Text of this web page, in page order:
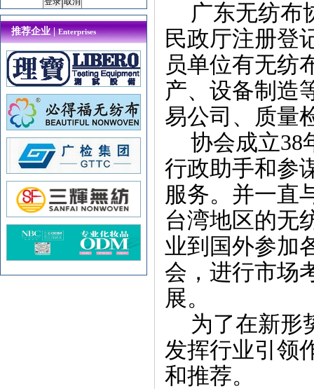
广东无纺布
民政厅注册登
员单位有无纺
产、设备制造
易公司、质量
协会成立38
行政助手和参
服务。并一直
台湾地区的无
业到国外参加
会，进行市场
展。
为了在新形
发挥行业引领
和推荐。
推荐企业 |Enterprises